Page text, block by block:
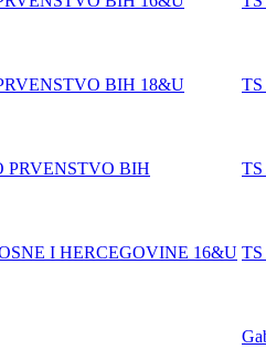
BIH 18&U
PRVENSTVO BIH
I HERCEGOVINE 16&U